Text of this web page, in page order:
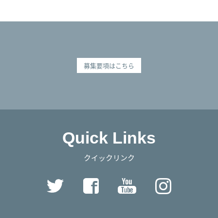
募集要項はこちら
Quick Links
クイックリンク
Twitter FacebookYouTube